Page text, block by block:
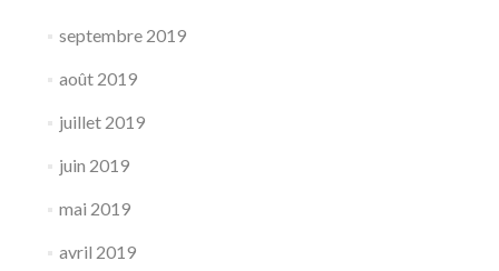
septembre 2019
août 2019
juillet 2019
juin 2019
mai 2019
avril 2019